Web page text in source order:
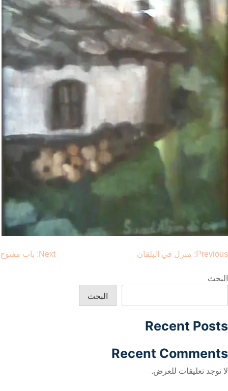
تصفّح
المقالات
Previous: منزل في البلقان Next: باب مفتوح
البحث
البحث
Recent Posts
Recent Comments
لا توجد تعليقات للعرض.